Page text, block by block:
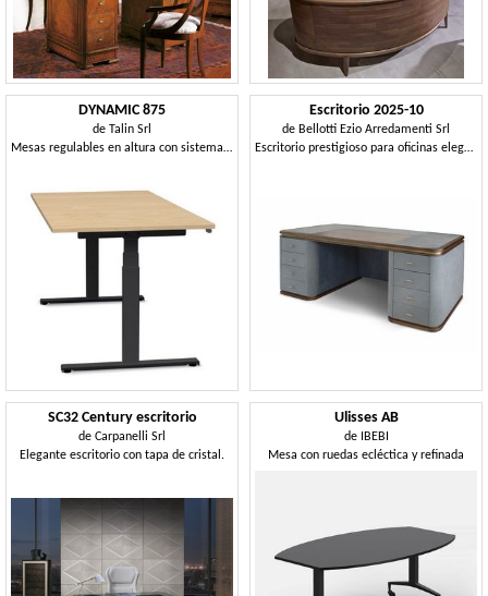
DYNAMIC 875
de Talin Srl
Mesas regulables en altura con sistema eléctrico
Escritorio 2025-10
de Bellotti Ezio Arredamenti Srl
Escritorio prestigioso para oficinas elegantes
SC32 Century escritorio
de Carpanelli Srl
Elegante escritorio con tapa de cristal.
Ulisses AB
de
IBEBI
Mesa con ruedas ecléctica y refinada